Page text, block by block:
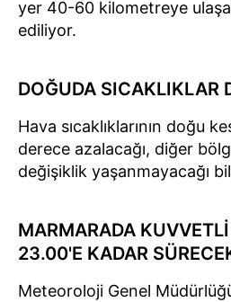
yer 40-60 kilometreye
ediliyor.
DOĞUDA SICAKLIKLAR
Hava sıcaklıklarının doğu
derece azalacağı, diğer
değişiklik yaşanmayacağı
MARMARADA
23.00'E KADAR
Meteoroloji Genel